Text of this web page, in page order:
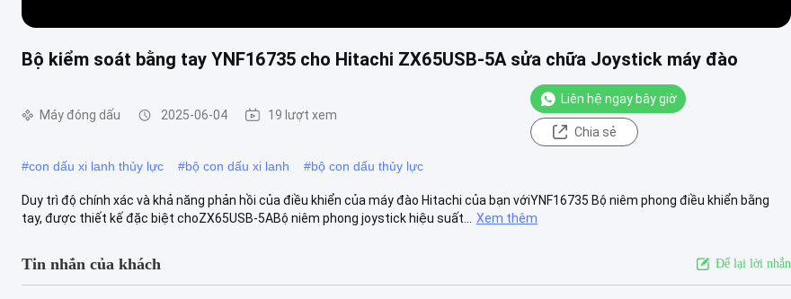
Bộ kiểm soát bằng tay YNF16735 cho Hitachi ZX65USB-5A sửa chữa Joystick máy đào
Máy đóng dấu 2025-06-04 19 lượt xem
Liên hệ ngay bây giờ
Chia sẻ
#con dấu xi lanh thủy lực #bộ con dấu xi lanh #bộ con dấu thủy lực
Duy trì độ chính xác và khả năng phản hồi của điều khiển của máy đào Hitachi của bạn vớiYNF16735 Bộ niêm phong điều khiển bằng
tay, được thiết kế đặc biệt choZX65USB-5ABộ niêm phong joystick hiệu suất...
Xem thêm
Tin nhắn của khách Để lại lời nhắn